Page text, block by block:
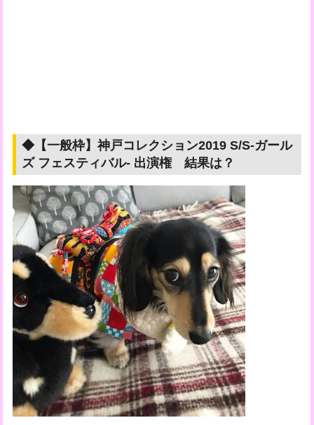
◆【一般枠】神戸コレクション2019 S/S-ガール
ズ フェスティバル- 出演権 結果は？